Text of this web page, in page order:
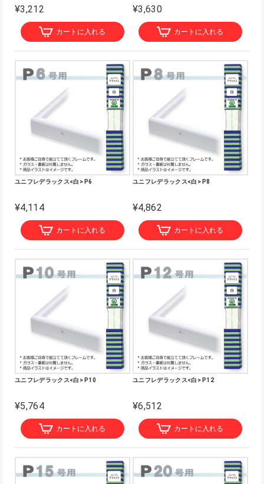
¥3,212
カートに入れる
¥3,630
カートに入れる
ユニフレデラックス<白> P6
¥4,114
カートに入れる
ユニフレデラックス<白> P8
¥4,862
カートに入れる
ユニフレデラックス<白> P10
¥5,764
カートに入れる
ユニフレデラックス<白> P12
¥6,512
カートに入れる